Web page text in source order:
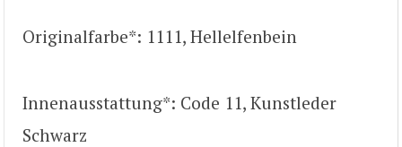
Originalfarbe*: 1111, Hellelfenbein
Innenausstattung*: Code 11, Kunstleder
Schwarz